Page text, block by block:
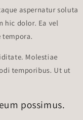
aspernatur soluta
hic dolor. Ea vel
Molestiae
temporibus. Ut ut
possimus.